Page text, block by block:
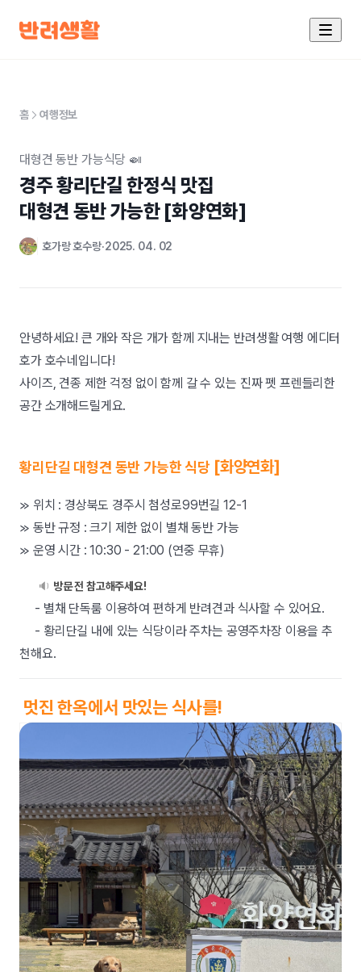
홈 여행정보
대형견 동반 가능식당 🍛
경주 황리단길 한정식 맛집
대형견 동반 가능한 [화양연화]
호가랑 호수랑 2025. 04. 02
안녕하세요! 큰 개와 작은 개가 함께 지내는 반려생활 여행 에디터
호가 호수네입니다!
사이즈, 견종 제한 걱정 없이 함께 갈 수 있는 진짜 펫 프렌들리한
공간 소개해드릴게요.
황리단길 대형견 동반 가능한 식당 [화양연화]
≫ 위치 : 경상북도 경주시 첨성로99번길 12-1
≫ 동반 규정 : 크기 제한 없이 별채 동반 가능
≫ 운영 시간 : 10:30 - 21:00 (연중 무휴)
🔉 방문 전 참고해주세요!
- 별채 단독룸 이용하여 편하게 반려견과 식사할 수 있어요.
- 황리단길 내에 있는 식당이라 주차는 공영주차장 이용을 추
천해요.
멋진 한옥에서 맛있는 식사를!